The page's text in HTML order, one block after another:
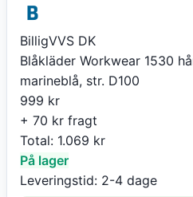
BilligVVS DK
Blåkläder Workwear 1530
marineblå, str. D100
999 kr
+ 70 kr fragt
Total: 1.069 kr
På lager
Leveringstid: 2-4 dage